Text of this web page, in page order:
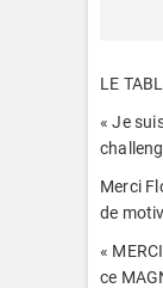
LE
« Je
Merci
de
«
ce